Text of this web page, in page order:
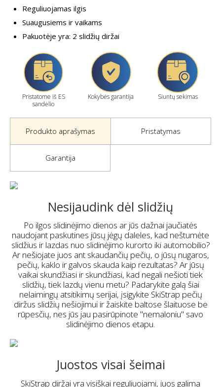
Reguliuojamas ilgis
Suaugusiems ir vaikams
Pakuotėje yra: 2 slidžių diržai
Pristatome iš ES
sandėlio
Kokybės garantija Siuntų sekimas
Produkto aprašymas Pristatymas
Garantija
Nesijaudink dėl slidžių
Po ilgos slidinėjimo dienos ar jūs dažnai jaučiatės
naudojant paskutines jūsų jėgų daleles, kad neštumėte
slidžius ir lazdas nuo slidinėjimo kurorto iki automobilio?
Ar nešiojate juos ant skaudančių pečių, o jūsų nugaros,
pečių, kaklo ir galvos skauda kaip rezultatas? Ar jūsų
vaikai skundžiasi ir skundžiasi, kad negali nešioti tiek
slidžių, tiek lazdų vienu metu? Padarykite galą šiai
nelaimingų atsitikimų serijai, įsigykite SkiStrap pečių
diržus slidžių nešiojimui ir žaiskite baltose šlaituose be
rūpesčių, nes jūs jau pasirūpinote "nemaloniu" savo
slidinėjimo dienos etapu.
Juostos visai šeimai
SkiStrap diržai yra visiškai reguliuojami, juos galima